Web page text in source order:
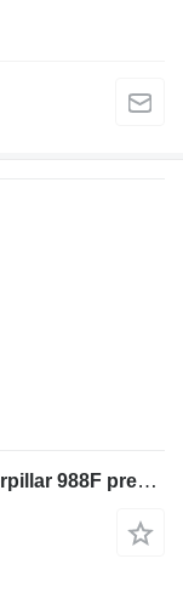
Caterpillar 192-8809 klipnjača za Caterpillar 988F prednjeg utovarivača